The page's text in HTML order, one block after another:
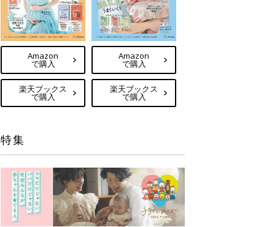
Amazon
で購入
楽天ブックス
で購入
Amazon
で購入
楽天ブックス
で購入
特集